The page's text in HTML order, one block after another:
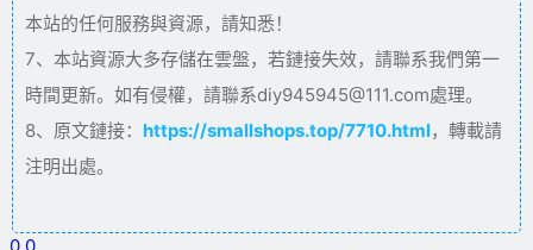
本站的任何服務與資源，請知悉！
7、本站資源大多存儲在雲盤，若鏈接失效，請聯系我們第一
時間更新。如有侵權，請聯系diy945945@111.com處理。
8、原文鏈接： https://smallshops.top/7710.html，轉載請
注明出處。
0 0